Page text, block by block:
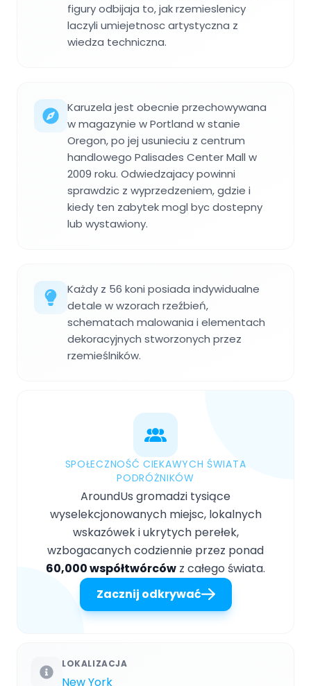
figury odbijaja to, jak rzemieslenicy
laczyli umiejetnosc artystyczna z
wiedza techniczna.
Karuzela jest obecnie przechowywana
w magazynie w Portland w stanie
Oregon, po jej usunieciu z centrum
handlowego Palisades Center Mall w
2009 roku. Odwiedzajacy powinni
sprawdzic z wyprzedzeniem, gdzie i
kiedy ten zabytek mogl byc dostepny
lub wystawiony.
Każdy z 56 koni posiada indywidualne
detale w wzorach rzeźbień,
schematach malowania i elementach
dekoracyjnych stworzonych przez
rzemieślników.
SPOŁECZNOŚĆ CIEKAWYCH ŚWIATA
PODRÓŻNIKÓW
AroundUs gromadzi tysiące
wyselekcjonowanych miejsc, lokalnych
wskazówek i ukrytych perełek,
wzbogacanych codziennie przez ponad
60,000 współtwórców z całego świata.
Zacznij odkrywać
LOKALIZACJA
New York